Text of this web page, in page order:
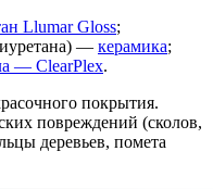
Llumar Gloss;
— керамика;
— ClearPlex.
покрытия.
повреждений (сколов,
деревьев, помета